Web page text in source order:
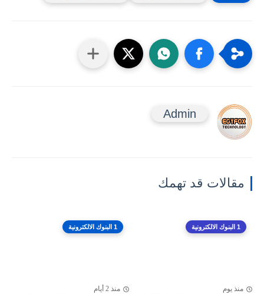
Admin
مقالات قد تهمك
1 البنوك الالكترونية
منذ يوم
1 البنوك الالكترونية
منذ 2 أيام